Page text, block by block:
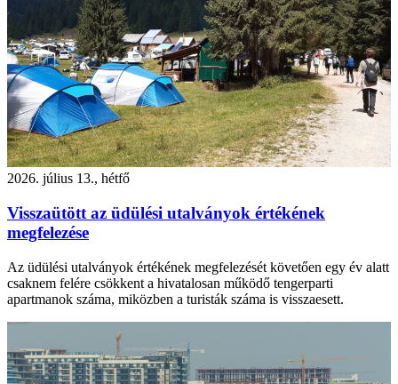
2026. július 13., hétfő
Visszaütött az üdülési utalványok értékének
megfelezése
Az üdülési utalványok értékének megfelezését követően egy év alatt
csaknem felére csökkent a hivatalosan működő tengerparti
apartmanok száma, miközben a turisták száma is visszaesett.